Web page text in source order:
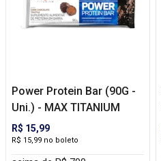
Power Protein Bar (90G -
Uni.) - MAX TITANIUM
R$ 15,99
R$ 15,99 no boleto